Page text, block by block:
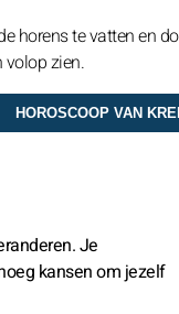
horens te vatten en
volop zien.
Je
kansen om jezelf